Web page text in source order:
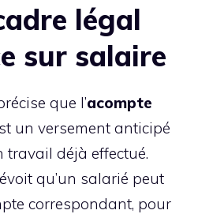
légal
sur salaire
que l’acompte
un versement anticipé
déjà effectué.
qu’un salarié peut
correspondant, pour